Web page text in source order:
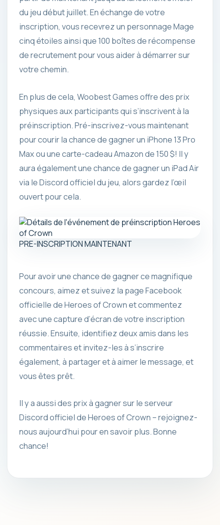
du jeu début juillet. En échange de votre
inscription, vous recevrez un personnage Mage
cinq étoiles ainsi que 100 boîtes de récompense
de recrutement pour vous aider à démarrer sur
votre chemin.
En plus de cela, Woobest Games offre des prix
physiques aux participants qui s’inscrivent à la
préinscription. Pré-inscrivez-vous maintenant
pour courir la chance de gagner un iPhone 13 Pro
Max ou une carte-cadeau Amazon de 150 $! Il y
aura également une chance de gagner un iPad Air
via le Discord officiel du jeu, alors gardez l’œil
ouvert pour cela.
PRE-INSCRIPTION MAINTENANT
Pour avoir une chance de gagner ce magnifique
concours, aimez et suivez la page Facebook
officielle de Heroes of Crown et commentez
avec une capture d’écran de votre inscription
réussie. Ensuite, identifiez deux amis dans les
commentaires et invitez-les à s’inscrire
également, à partager et à aimer le message, et
vous êtes prêt.
Il y a aussi des prix à gagner sur le serveur
Discord officiel de Heroes of Crown – rejoignez-
nous aujourd’hui pour en savoir plus. Bonne
chance!